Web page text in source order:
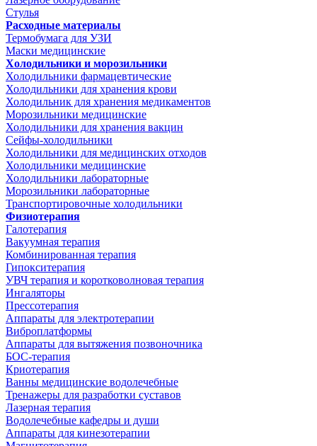
Стулья
Расходные материалы
Термобумага для УЗИ
Маски медицинские
Холодильники и морозильники
Холодильники фармацевтические
Холодильники для хранения крови
Холодильник для хранения медикаментов
Морозильники медицинские
Холодильники для хранения вакцин
Сейфы-холодильники
Холодильники для медицинских отходов
Холодильники медицинские
Холодильники лабораторные
Морозильники лабораторные
Транспортировочные холодильники
Физиотерапия
Галотерапия
Вакуумная терапия
Комбинированная терапия
Гипокситерапия
УВЧ терапия и коротковолновая терапия
Ингаляторы
Прессотерапия
Аппараты для электротерапии
Виброплатформы
Аппараты для вытяжения позвоночника
БОС-терапия
Криотерапия
Ванны медицинские водолечебные
Тренажеры для разработки суставов
Лазерная терапия
Водолечебные кафедры и души
Аппараты для кинезотерапии